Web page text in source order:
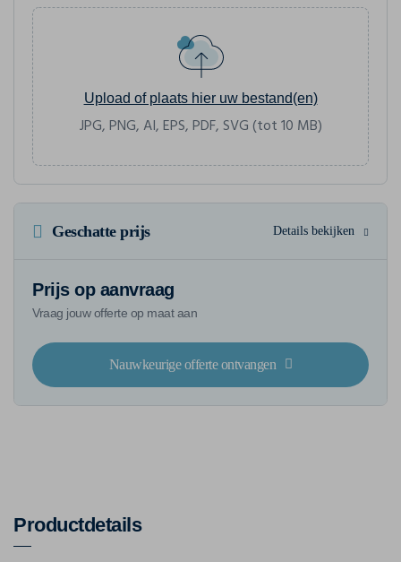
Upload of plaats hier uw bestand(en)
JPG, PNG, AI, EPS, PDF, SVG (tot 10 MB)
Geschatte prijs Details bekijken
Prijs op aanvraag
Vraag jouw offerte op maat aan
Nauwkeurige offerte ontvangen
Productdetails